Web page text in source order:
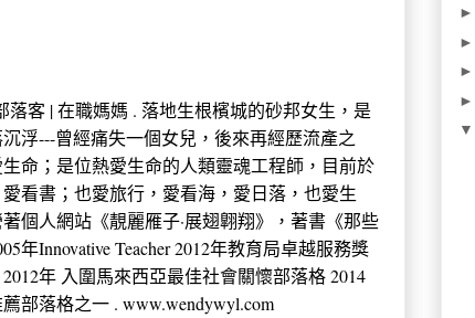
落客 | 在職媽媽 . 落地生根檳城的砂邦女生，是
浮---曾經痛失一個女兒，後來再經歷流產之
命；是位熱愛生命的人類靈魂工程師，目前於
看書；也愛旅行，愛看海，愛日落，也愛生
個人網站《靚麗雁子·展翅翺翔》，著書《那些
Innovative Teacher 2012年教育局卓越服務獎
年 入圍馬來西亞最佳社會關懷部落格 2014
部落格之一 . www.wendywyl.com
►
►
►
►
▼